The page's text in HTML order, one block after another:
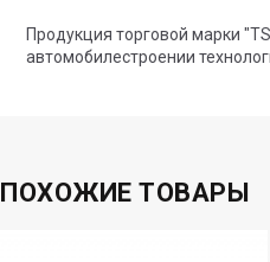
Продукция торговой марки
автомобилестроении
ПОХОЖИЕ ТОВАРЫ